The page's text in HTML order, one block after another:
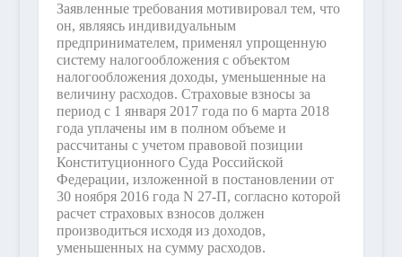
Заявленные требования мотивировал тем, что
он, являясь индивидуальным
предпринимателем, применял упрощенную
систему налогообложения с объектом
налогообложения доходы, уменьшенные на
величину расходов. Страховые взносы за
период с 1 января 2017 года по 6 марта 2018
года уплачены им в полном объеме и
рассчитаны с учетом правовой позиции
Конституционного Суда Российской
Федерации, изложенной в постановлении от
30 ноября 2016 года N 27-П, согласно которой
расчет страховых взносов должен
производиться исходя из доходов,
уменьшенных на сумму расходов.